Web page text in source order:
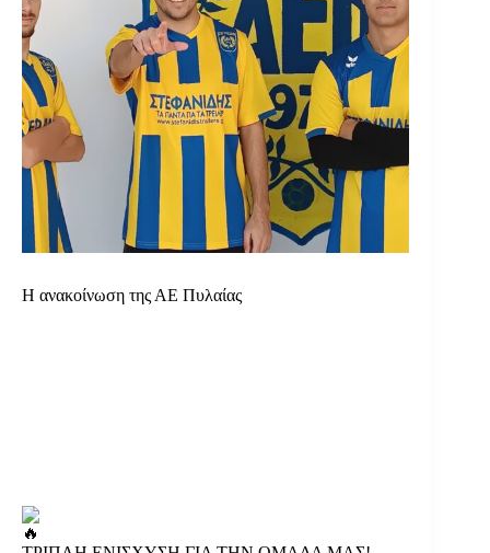
Η ανακοίνωση της ΑΕ Πυλαίας